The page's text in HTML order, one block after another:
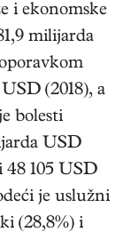
i ekonomske
milijarda
(2018), a
bolesti
USD
48 105 USD
je uslužni
(28,8%) i